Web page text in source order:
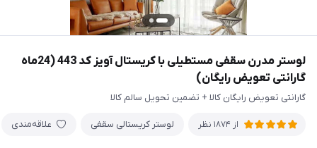
لوستر مدرن سقفی مستطیلی با کریستال آویز کد 443 (24ماه
گارانتی تعویض رایگان)
گارانتی تعویض رایگان کالا + تضمین تحویل سالم کالا
از 1874 نظر لوستر کریستالی سقفی علاقه‌مندی